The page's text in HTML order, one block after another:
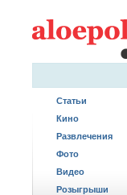
Статьи
Кино
Развлечения
Фото
Видео
Розыгрыши